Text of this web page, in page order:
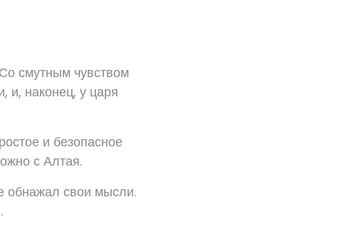
смутным чувством
и, наконец, у царя
и безопасное
с Алтая.
обнажал свои мысли.